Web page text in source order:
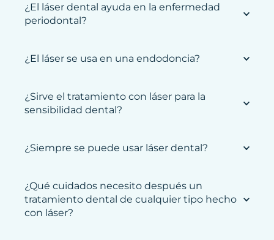
¿El láser dental ayuda en la enfermedad
periodontal?
¿El láser se usa en una endodoncia?
¿Sirve el tratamiento con láser para la
sensibilidad dental?
¿Siempre se puede usar láser dental?
¿Qué cuidados necesito después un
tratamiento dental de cualquier tipo hecho
con láser?